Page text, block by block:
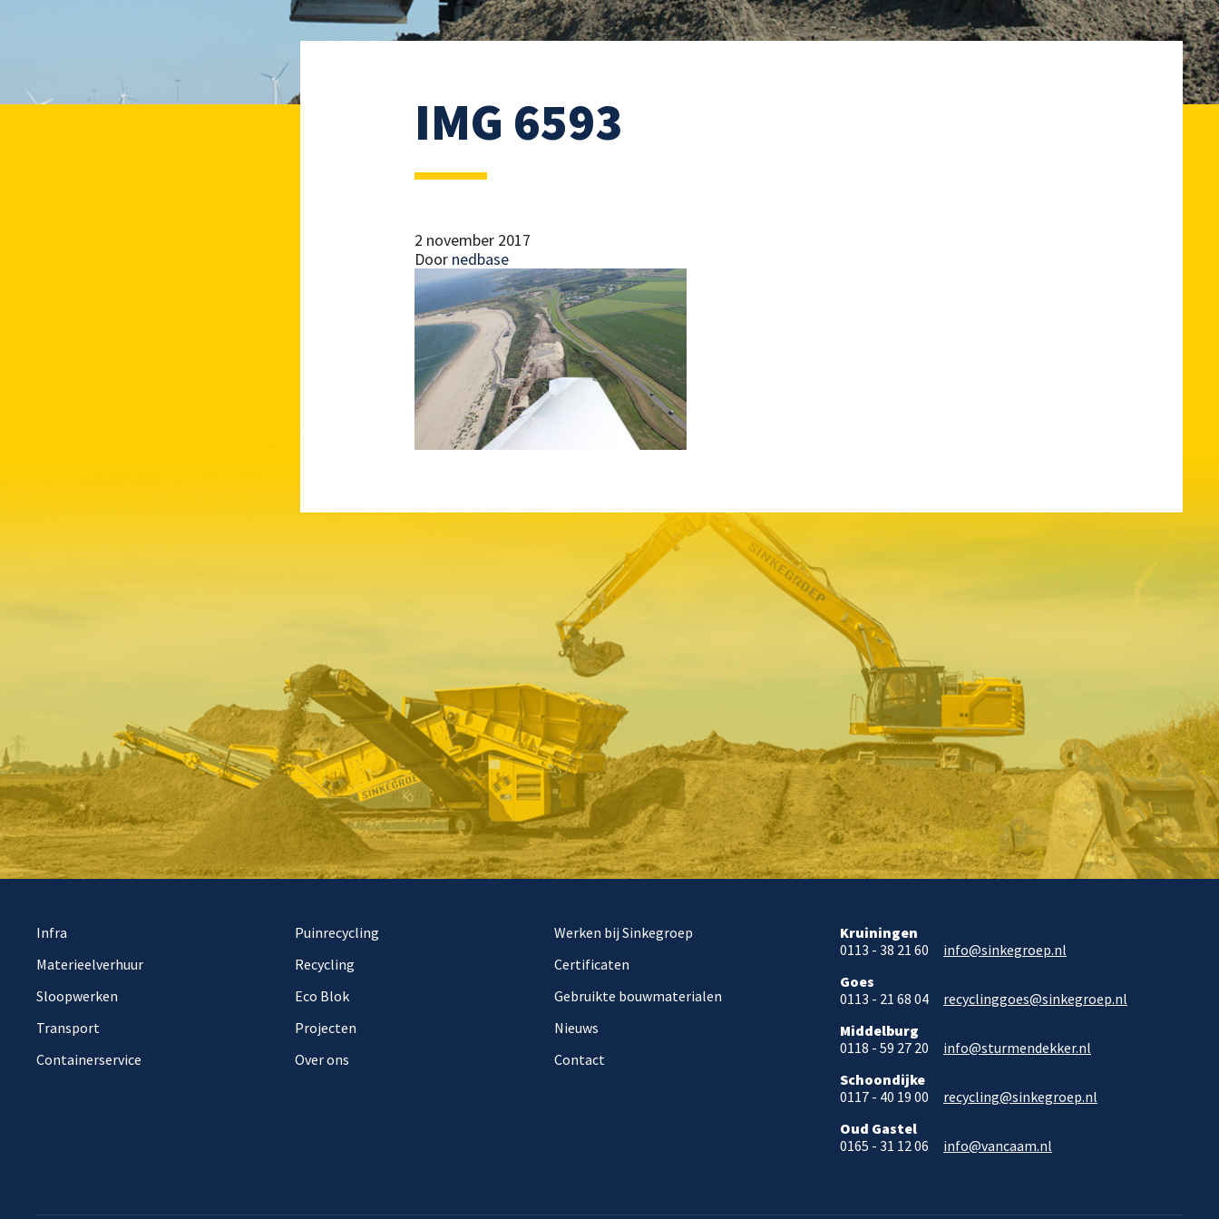
IMG 6593
2 november 2017
Door nedbase
Infra
Materieelverhuur
Sloopwerken
Transport
Containerservice
Puinrecycling
Recycling
Eco Blok
Projecten
Over ons
Werken bij Sinkegroep
Certificaten
Gebruikte bouwmaterialen
Nieuws
Contact
Kruiningen
0113 - 38 21 60
info@sinkegroep.nl
Goes
0113 - 21 68 04
recyclinggoes@sinkegroep.nl
Middelburg
0118 - 59 27 20
info@sturmendekker.nl
Schoondijke
0117 - 40 19 00
recycling@sinkegroep.nl
Oud Gastel
0165 - 31 12 06
info@vancaam.nl